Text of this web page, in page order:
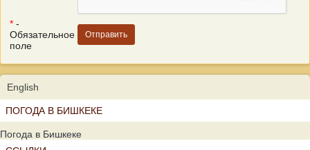
* -
Обязательное
поле
English
ПОГОДА В БИШКЕКЕ
Погода в Бишкеке